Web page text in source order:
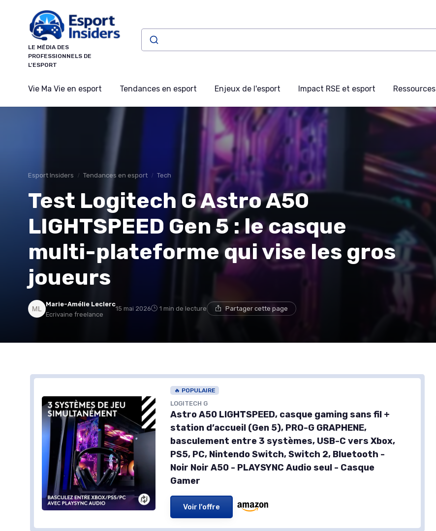
LE MÉDIA DES
PROFESSIONNELS DE
L'ESPORT
Vie Ma Vie en esport Tendances en esport Enjeux de l'esport Impact RSE et esport Ressources
Esport Insiders Tendances en esport Tech
Test Logitech G Astro A50
LIGHTSPEED Gen 5 : le casque
multi-plateforme qui vise les gros
joueurs
Marie-Amélie Leclerc
Ecrivaine freelance
15 mai 2026 1 min de lecture Partager cette page
🔥 POPULAIRE
LOGITECH G
Astro A50 LIGHTSPEED, casque gaming sans fil +
station d’accueil (Gen 5), PRO-G GRAPHENE,
basculement entre 3 systèmes, USB-C vers Xbox,
PS5, PC, Nintendo Switch, Switch 2, Bluetooth -
Noir Noir A50 - PLAYSYNC Audio seul - Casque
Gamer
Voir l'offre